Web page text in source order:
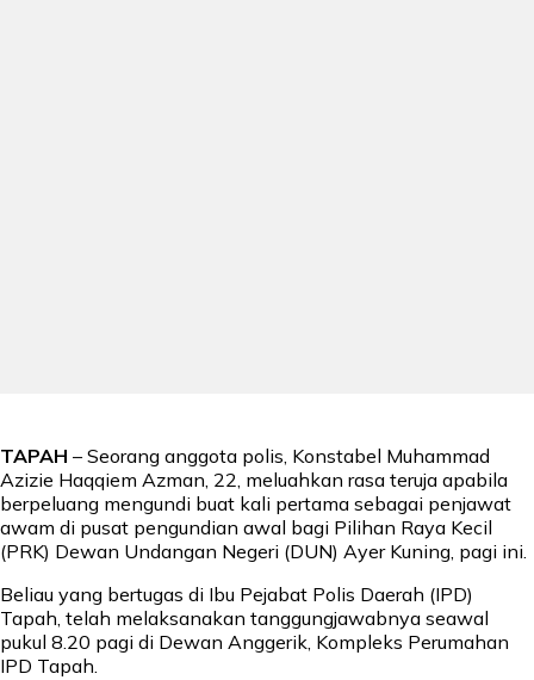
TAPAH – Seorang anggota polis, Konstabel Muhammad
Azizie Haqqiem Azman, 22, meluahkan rasa teruja apabila
berpeluang mengundi buat kali pertama sebagai penjawat
awam di pusat pengundian awal bagi Pilihan Raya Kecil
(PRK) Dewan Undangan Negeri (DUN) Ayer Kuning, pagi ini.
Beliau yang bertugas di Ibu Pejabat Polis Daerah (IPD)
Tapah, telah melaksanakan tanggungjawabnya seawal
pukul 8.20 pagi di Dewan Anggerik, Kompleks Perumahan
IPD Tapah.